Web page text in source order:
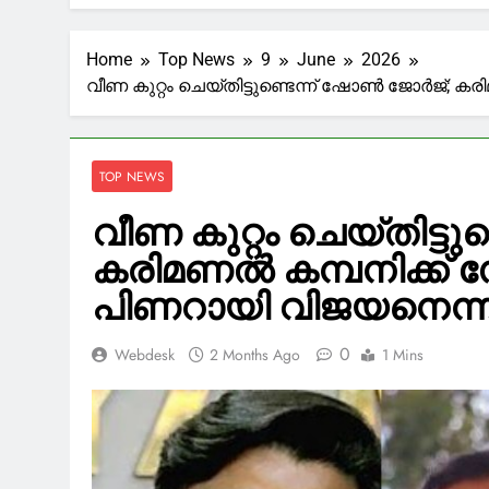
ആയങ്കിയുടെ
സൗദി
46 Minutes Ago
50 Minutes Ago
ആയുധ
52 Minutes Ago
‘അമിത് ഷാ
54 Minutes Ago
Home Top News 9 June
2026
വീണ കുറ്റം ചെയ്തിട്ടുണ്ടെന്ന് ഷോണ്‍ ജോര്‍ജ്;
TOP NEWS
വീണ കുറ്റം
കരിമണല്‍ കമ്പനിക്ക്
പിണറായി
Webdesk 2 Months Ago 0 1 Mins